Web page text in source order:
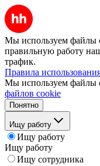
Мы используем файлы
правильную работу
трафик.
Правила
Мы используем файлы
файлов cookie
Понятно
Ищу работу
Ищу работу
Ищу работу
Ищу сотрудника